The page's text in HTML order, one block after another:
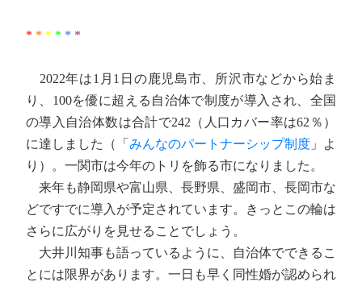
* * * * * *
2022年は1月1日の鹿児島市、所沢市などから始ま
り、100を優に超える自治体で制度が導入され、全国
の導入自治体数は合計で242（人口カバー率は62％）
に達しました（「 みんなのパートナーシップ制度 」よ
り）。一関市は今年のトリを飾る市になりました。
来年も静岡県や富山県、長野県、盛岡市、長岡市な
どですでに導入が予定されています。きっとこの輪は
さらに広がりを見せることでしょう。
大井川知事も語っているように、自治体でできるこ
とには限界があります。一日も早く同性婚が認められ